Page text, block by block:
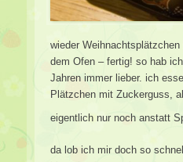
wieder
dem Ofen – fertig! so hab
Jahren immer lieber. ich
Plätzchen mit Zuckerguss,
eigentlich nur noch anstatt
da lob ich mir doch so